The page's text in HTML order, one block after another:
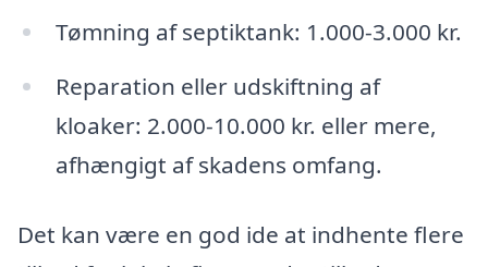
Tømning af septiktank: 1.000-3.000 kr.
Reparation eller udskiftning af
kloaker: 2.000-10.000 kr. eller mere,
afhængigt af skadens omfang.
Det kan være en god ide at indhente flere